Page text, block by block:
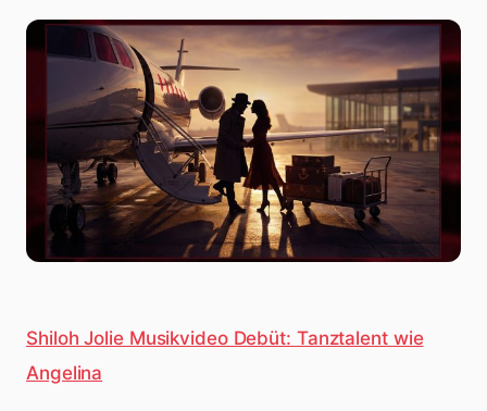
Shiloh Jolie Musikvideo Debüt: Tanztalent wie
Angelina